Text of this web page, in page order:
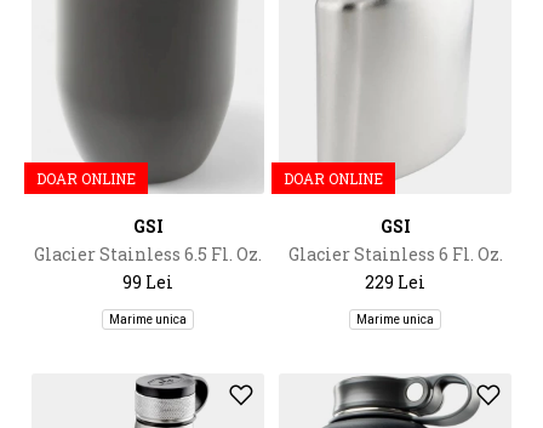
DOAR ONLINE
GSI
Glacier Stainless 6.5 Fl. Oz.
Doppio- Espresso
99 Lei
Marime unica
DOAR ONLINE
GSI
Glacier Stainless 6 Fl. Oz.
Hip Flask
229 Lei
Marime unica